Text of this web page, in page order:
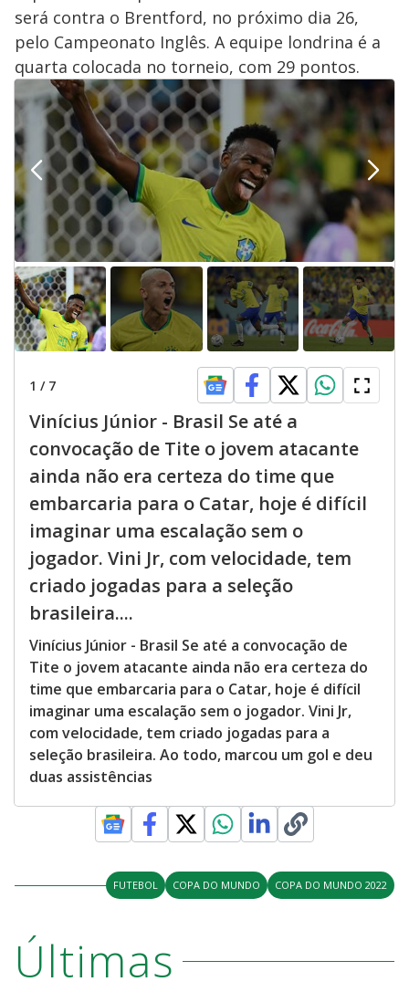
será contra o Brentford, no próximo dia 26,
pelo Campeonato Inglês. A equipe londrina é a
quarta colocada no torneio, com 29 pontos.
1 / 7
Vinícius Júnior - Brasil Se até a
convocação de Tite o jovem atacante
ainda não era certeza do time que
embarcaria para o Catar, hoje é difícil
imaginar uma escalação sem o
jogador. Vini Jr, com velocidade, tem
criado jogadas para a seleção
brasileira....
Vinícius Júnior - Brasil Se até a convocação de
Tite o jovem atacante ainda não era certeza do
time que embarcaria para o Catar, hoje é difícil
imaginar uma escalação sem o jogador. Vini Jr,
com velocidade, tem criado jogadas para a
seleção brasileira. Ao todo, marcou um gol e deu
duas assistências
FUTEBOL COPA DO MUNDO COPA DO MUNDO 2022
Últimas